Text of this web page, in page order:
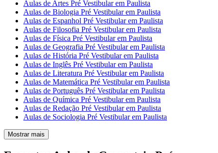
Aulas de Artes Pré Vestibular em Paulista
Aulas de Biologia Pré Vestibular em Paulista
Aulas de Espanhol Pré Vestibular em Paulista
Aulas de Filosofia Pré Vestibular em Paulista
Aulas de Física Pré Vestibular em Paulista
Aulas de Geografia Pré Vestibular em Paulista
Aulas de História Pré Vestibular em Paulista
Aulas de Inglês Pré Vestibular em Paulista
Aulas de Literatura Pré Vestibular em Paulista
Aulas de Matemática Pré Vestibular em Paulista
Aulas de Português Pré Vestibular em Paulista
Aulas de Química Pré Vestibular em Paulista
Aulas de Redação Pré Vestibular em Paulista
Aulas de Sociologia Pré Vestibular em Paulista
Mostrar mais